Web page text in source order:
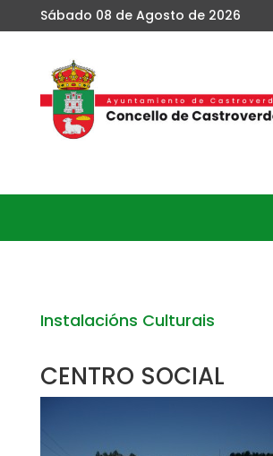
Sábado 08 de Agosto de 2026
Instalacións Culturais
CENTRO SOCIAL